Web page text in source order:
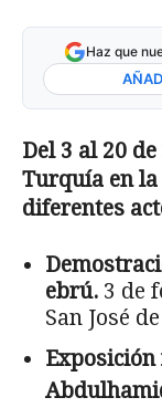
Haz que
Del 3 al 20
Turquía en
diferentes
ebrú. 3 de
San José